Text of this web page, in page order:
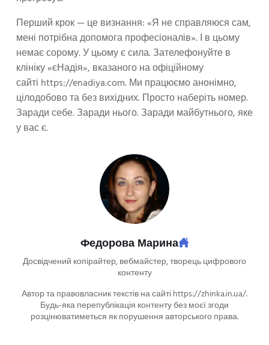
Перший крок — це визнання: «Я не справляюся сам,
мені потрібна допомога професіоналів». І в цьому
немає сорому. У цьому є сила. Зателефонуйте в
клініку «єНадія», вказаного на офіційному
сайті https://enadiya.com. Ми працюємо анонімно,
цілодобово та без вихідних. Просто наберіть номер.
Заради себе. Заради нього. Заради майбутнього, яке
у вас є.
Федорова Марина
Досвідчений копірайтер, вебмайстер, творець цифрового
контенту
Автор та правовласник текстів на сайті https://zhinka.in.ua/.
Будь-яка перепублікація контенту без моєї згоди
розцінюватиметься як порушення авторського права.